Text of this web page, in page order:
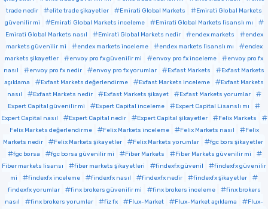
trade nedir
elite trade şikayetler Emirati Global Markets
Emirati Global Markets
güvenilir mi
Emirati Global Markets inceleme
Emirati Global Markets lisanslı mı
Emirati Global Markets nasıl
Emirati Global Markets nedir endex markets
endex
markets güvenilir mi
endex markets inceleme endex markets lisanslı mı
endex
markets şikayetler
envoy pro fx güvenilir mi envoy pro fx inceleme
envoy pro fx
nasıl
envoy pro fx nedir envoy pro fx yorumlar Exfast Markets
Exfast Markets
açıklama
Exfast Markets değerlendirme Exfast Markets inceleme
Exfast Markets
nasıl
Exfast Markets nedir Exfast Markets şikayet
Exfast Markets yorumlar
Expert Capital güvenilir mi
Expert Capital inceleme
Expert Capital Lisanslı mı
Expert Capital nasıl
Expert Capital nedir Expert Capital şikayetler
Felix Markets
Felix Markets değerlendirme
Felix Markets inceleme Felix Markets nasıl
Felix
Markets nedir
Felix Markets şikayetler Felix Markets yorumlar
fgc bors şikayetler
fgc borsa
fgc borsa güvenilir mi Fiber Markets
Fiber Markets güvenilir mi
Fiber markets lisansı
fiber markets şikayetleri findexfx güvenil
findexfx güvenilir
mi
findexfx inceleme findexfx nasıl findexfx nedir
findexfx şikayetler
findexfx yorumlar
finx brokers güvenilir mi finx brokers inceleme
finx brokers
nasıl
finx brokers yorumlar fiz fx Flux-Market Flux-Market açıklama
Flux-